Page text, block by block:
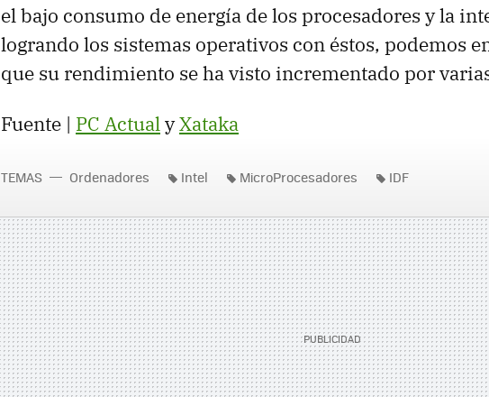
el bajo consumo de energía de los procesadores y la
logrando los sistemas operativos con éstos, podemos
que su rendimiento se ha visto incrementado por
Fuente | PC ActualyXataka
TEMAS Ordenadores Intel MicroProcesadores IDF